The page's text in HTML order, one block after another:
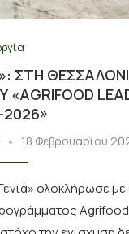
ΣΤΗ
18 Φεβρουαρίου
ολοκλήρωσε με